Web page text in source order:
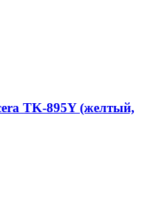
TK-895Y (желтый,